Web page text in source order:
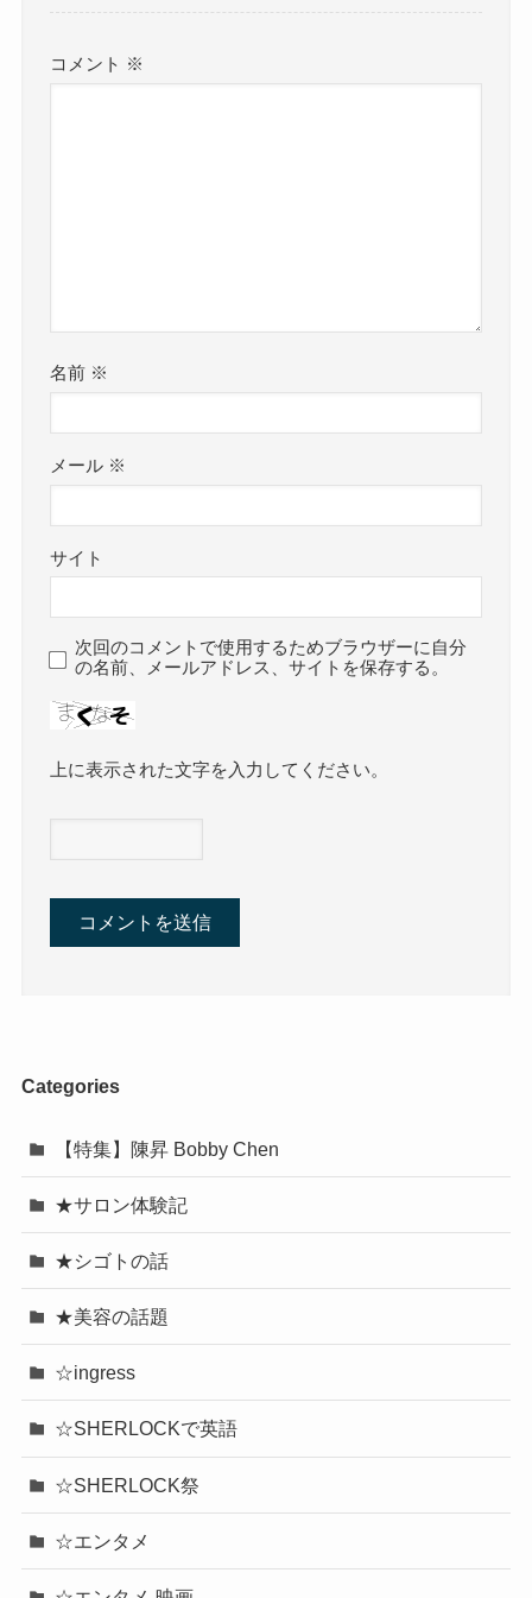
コメント ※
名前 ※
メール ※
サイト
次回のコメントで使用するためブラウザーに自分
の名前、メールアドレス、サイトを保存する。
上に表示された文字を入力してください。
Categories
【特集】陳昇 Bobby Chen
★サロン体験記
★シゴトの話
★美容の話題
☆ingress
☆SHERLOCKで英語
☆SHERLOCK祭
☆エンタメ